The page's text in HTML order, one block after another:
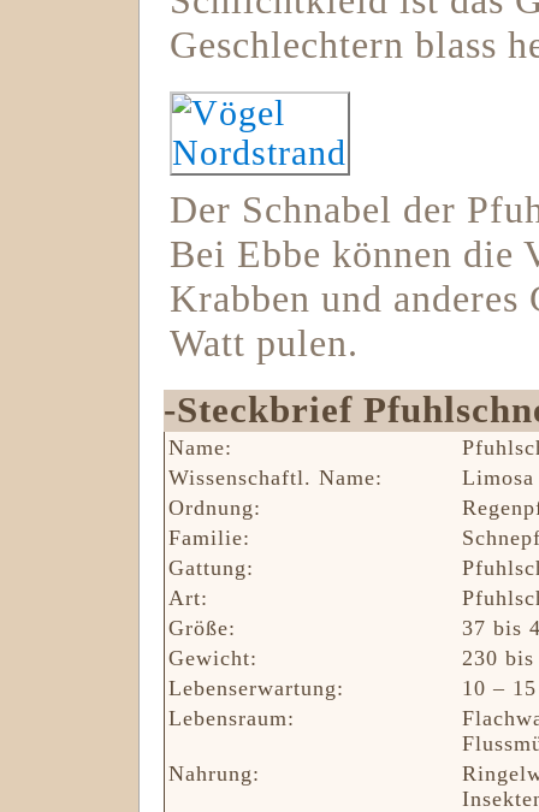
Geschlechtern blass
Der Schnabel der
Bei Ebbe können die
Krabben und anderes
Watt pulen.
-Steckbrief
Name:
Wissenschaftl. Name:
Ordnung:
Familie:
Gattung:
Art:
Größe:
37 bis
Gewicht:
230
Lebenserwartung:
10 –
Lebensraum:
Nahrung: